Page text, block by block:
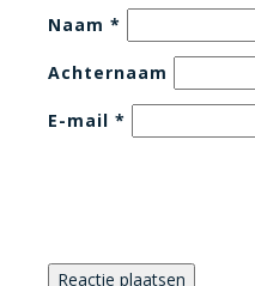
Naam *
Achternaam
E-mail *